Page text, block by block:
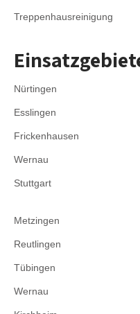
Treppenhausreinigung
Nürtingen
Esslingen
Frickenhausen
Wernau
Stuttgart
Metzingen
Reutlingen
Tübingen
Wernau